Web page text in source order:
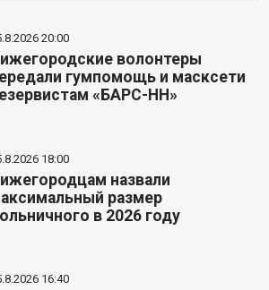
20:00
волонтеры
гумпомощь и масксети
«БАРС-НН»
18:00
назвали
размер
в 2026 году
16:40